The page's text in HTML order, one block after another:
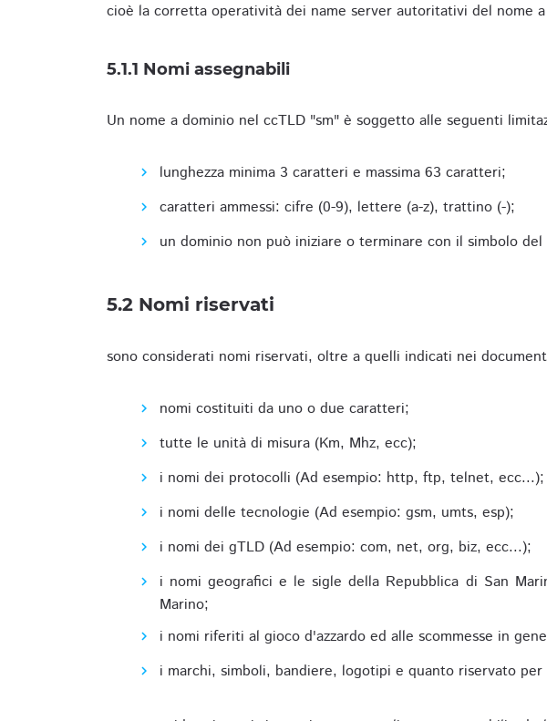
cioè la corretta operatività dei name server autoritativi del nome
5.1.1 Nomi assegnabili
Un nome a dominio nel ccTLD "sm" è soggetto alle seguenti
lunghezza minima 3 caratteri e massima 63 caratteri;
caratteri ammessi: cifre (0-9), lettere (a-z), trattino (-);
un dominio non può iniziare o terminare con il simbolo
5.2 Nomi riservati
sono considerati nomi riservati, oltre a quelli indicati nei
nomi costituiti da uno o due caratteri;
tutte le unità di misura (Km, Mhz, ecc);
i nomi dei protocolli (Ad esempio: http, ftp, telnet, ecc...);
i nomi delle tecnologie (Ad esempio: gsm, umts, esp);
i nomi dei gTLD (Ad esempio: com, net, org, biz, ecc...);
i nomi geografici e le sigle della Repubblica di San
Marino;
i nomi riferiti al gioco d'azzardo ed alle scommesse in
i marchi, simboli, bandiere, logotipi e quanto riservato